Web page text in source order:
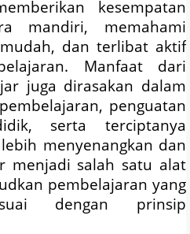
kesempatan
mandiri, memahami
dan terlibat aktif
Manfaat dari
juga dirasakan dalam
penguatan
serta terciptanya
menyenangkan dan
menjadi salah satu alat
pembelajaran yang
dengan prinsip